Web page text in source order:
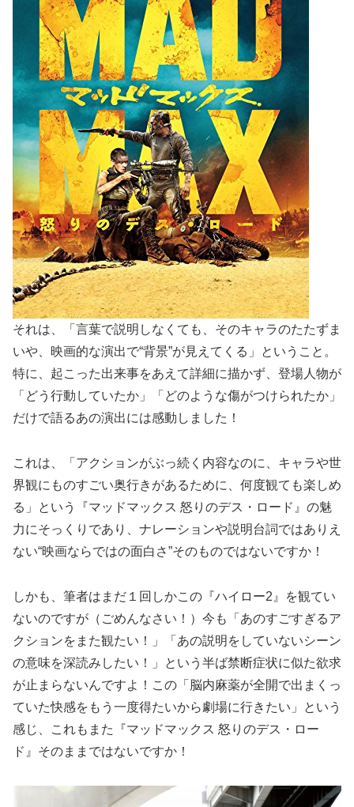
それは、「言葉で説明しなくても、そのキャラのたたずま
いや、映画的な演出で“背景”が見えてくる」ということ。
特に、起こった出来事をあえて詳細に描かず、登場人物が
「どう行動していたか」「どのような傷がつけられたか」
だけで語るあの演出には感動しました！
これは、「アクションがぶっ続く内容なのに、キャラや世
界観にものすごい奥行きがあるために、何度観ても楽しめ
る」という『マッドマックス 怒りのデス・ロード』の魅
力にそっくりであり、ナレーションや説明台詞ではありえ
ない“映画ならではの面白さ”そのものではないですか！
しかも、筆者はまだ１回しかこの『ハイロー2』を観てい
ないのですが（ごめんなさい！）今も「あのすごすぎるア
クションをまた観たい！」「あの説明をしていないシーン
の意味を深読みしたい！」という半ば禁断症状に似た欲求
が止まらないんですよ！この「脳内麻薬が全開で出まくっ
ていた快感をもう一度得たいから劇場に行きたい」という
感じ、これもまた『マッドマックス 怒りのデス・ロー
ド』そのままではないですか！